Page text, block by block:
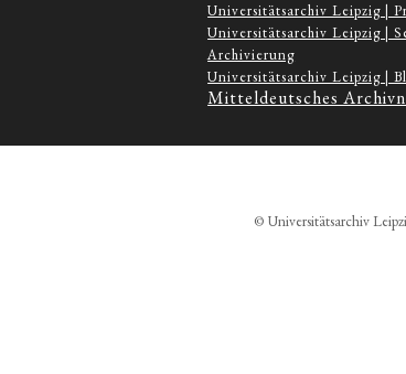
Universitätsarchiv Leipzig |
Universitätsarchiv Leipzig |
Archivierung
Universitätsarchiv Leipzig |
Mitteldeutsches
© Universitätsarchiv